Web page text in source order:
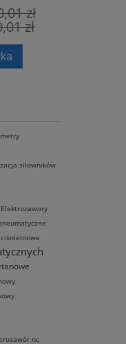
zł
zł
siłowników
Elektrozawory
nc